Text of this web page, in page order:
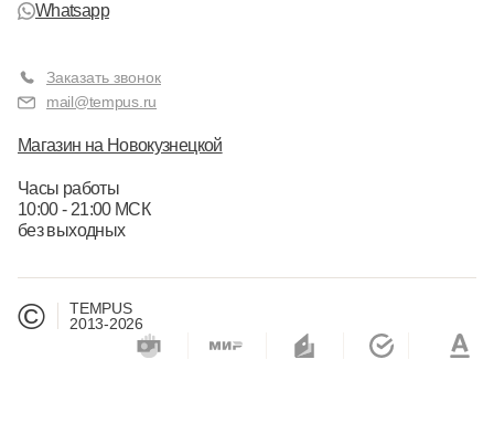
Whatsapp
Заказать звонок
mail@tempus.ru
Магазин на Новокузнецкой
Часы работы
10:00 - 21:00 МСК
без выходных
©
TEMPUS
2013-2026